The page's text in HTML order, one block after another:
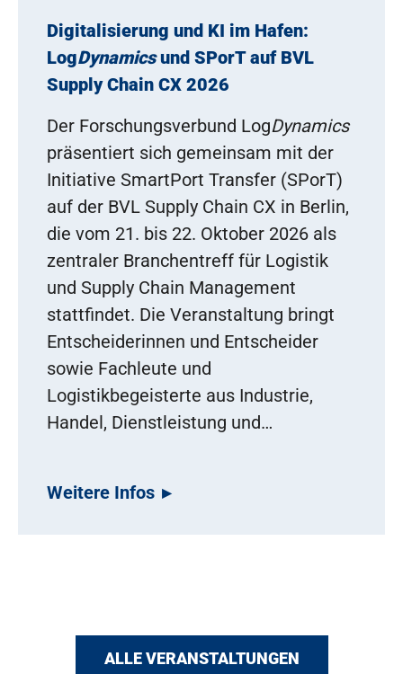
Digitalisierung und KI im Hafen:
LogDynamicsund SPorT auf BVL
Supply Chain CX 2026
Der Forschungsverbund LogDynamics
präsentiert sich gemeinsam mit der
Initiative SmartPort Transfer (SPorT)
auf der BVL Supply Chain CX in Berlin,
die vom 21. bis 22. Oktober 2026 als
zentraler Branchentreff für Logistik
und Supply Chain Management
stattfindet. Die Veranstaltung bringt
Entscheiderinnen und Entscheider
sowie Fachleute und
Logistikbegeisterte aus Industrie,
Handel, Dienstleistung und…
Weitere Infos
ALLE VERANSTALTUNGEN